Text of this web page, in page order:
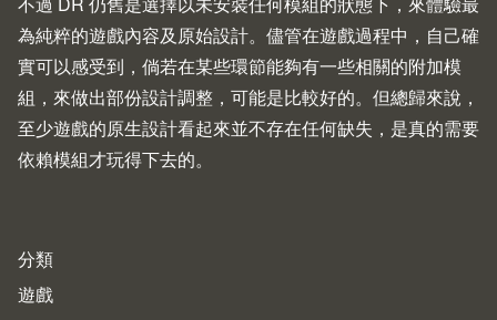
為純粹的遊戲內容及原始設計。儘管在遊戲過程中，自己確
實可以感受到，倘若在某些環節能夠有一些相關的附加模
組，來做出部份設計調整，可能是比較好的。但總歸來說，
至少遊戲的原生設計看起來並不存在任何缺失，是真的需要
依賴模組才玩得下去的。
分類
遊戲